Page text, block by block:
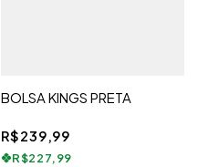
BOLSA KINGS PRETA
R$239,99
R$227,99